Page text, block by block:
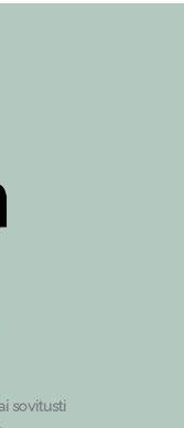
sovitusti